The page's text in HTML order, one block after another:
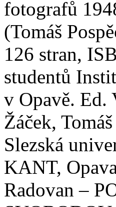
fotografů
(Tomáš
126 stran,
studentů
v Opavě. Ed.
Žáček,
Slezská
KANT,
Radovan –